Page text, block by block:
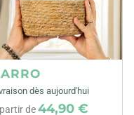
dès aujourd'hui
de44,90 €